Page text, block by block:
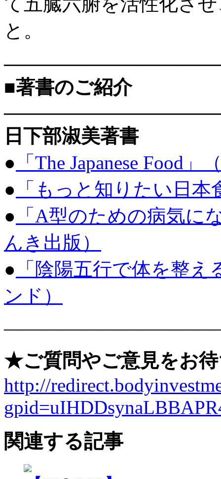
と。
■著書のご紹介
日下部淑美著書
● 「The Japanese Food
● 「もっと知りたい日
● 「A型のための病気に
んき出版）
● 「陰陽五行で体を整
ンド）
★ご質問やご意見をお
http://
関連する記事